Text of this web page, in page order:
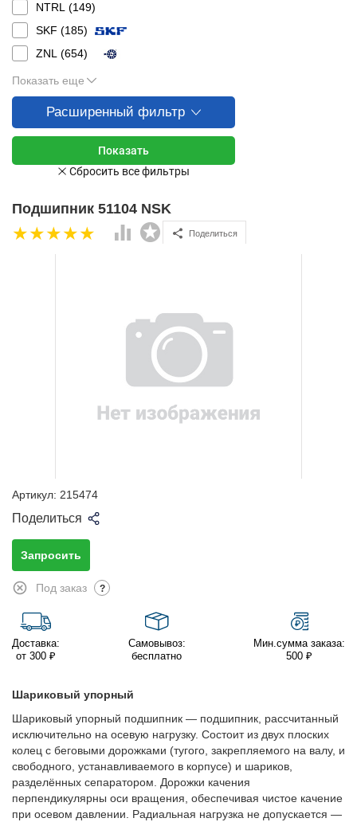
NTRL (149)
SKF (185)
ZNL (654)
Показать еще
Расширенный фильтр
Подшипник 51104 NSK
Поделиться
Артикул: 215474
Поделиться
Запросить
Под заказ ?
Доставка:
от 300 ₽
Самовывоз:
бесплатно
Мин.сумма заказа:
500 ₽
Шариковый упорный
Шариковый упорный подшипник — подшипник, рассчитанный
исключительно на осевую нагрузку. Состоит из двух плоских
колец с беговыми дорожками (тугого, закрепляемого на валу, и
свободного, устанавливаемого в корпусе) и шариков,
разделённых сепаратором. Дорожки качения
перпендикулярны оси вращения, обеспечивая чистое качение
при осевом давлении. Радиальная нагрузка не допускается —